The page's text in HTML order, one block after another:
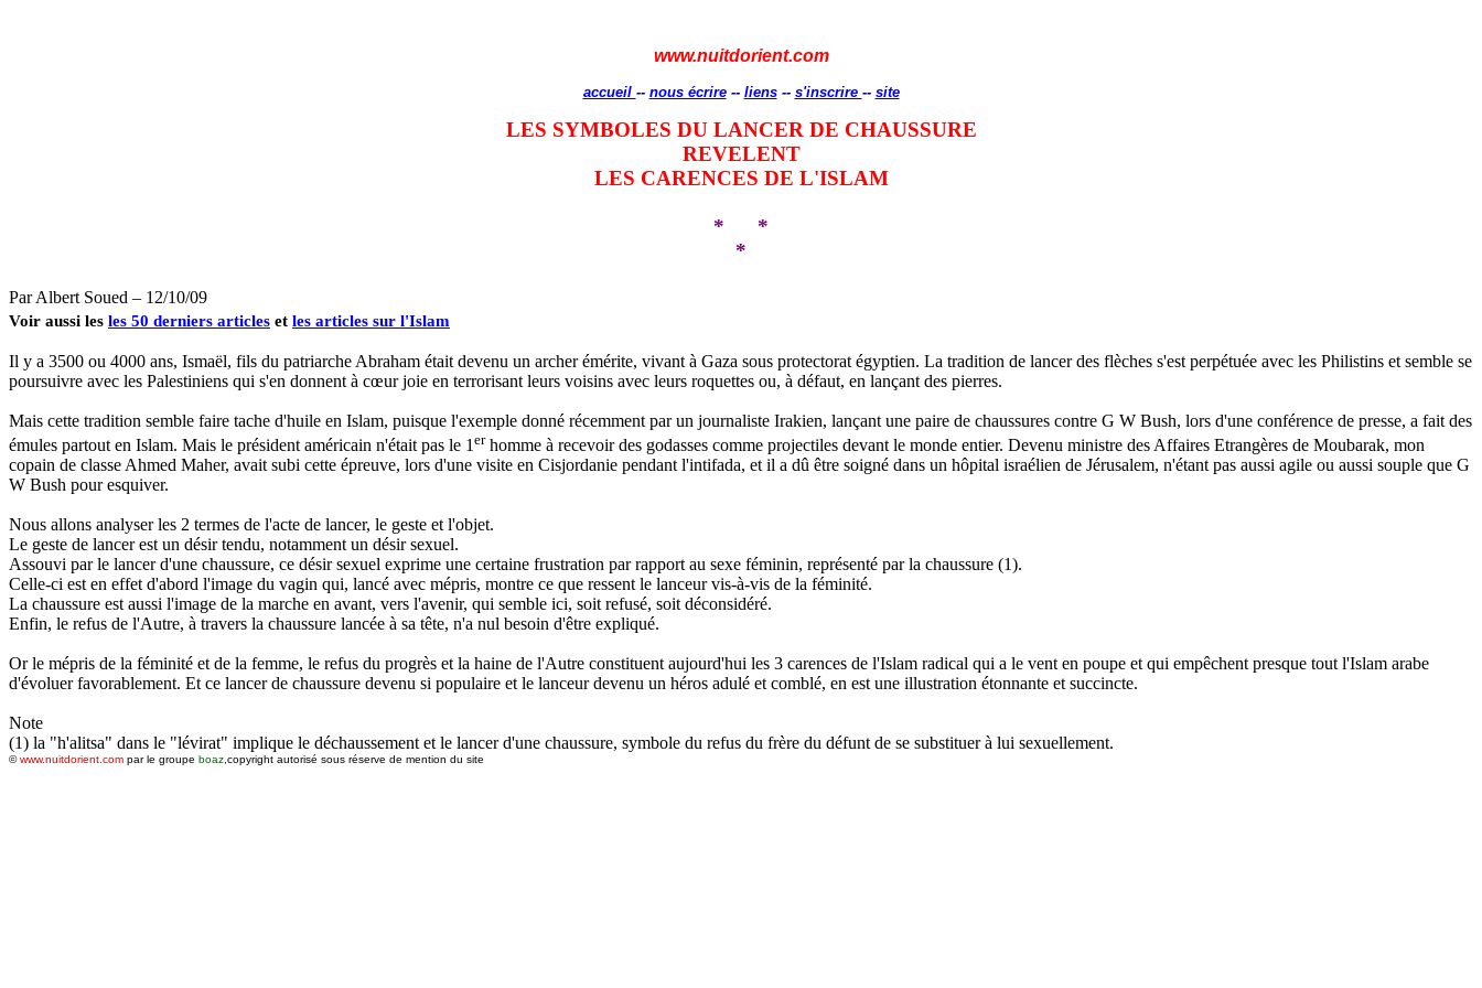
www.nuitdorient.com
accueil -- nous écrire-- liens-- s'inscrire -- site
LES SYMBOLES DU LANCER DE CHAUSSURE
REVELENT
LES CARENCES DE L'ISLAM
*
*
*
Par Albert Soued – 12/10/09
Voir aussi les les 50 derniers articles et les articles sur l'Islam
Il y a 3500 ou 4000 ans, Ismaël, fils du patriarche Abraham était devenu un archer émérite, vivant à Gaza sous protectorat égyptien. La tradition de lancer des flèches s'est perpétuée avec les Philistins et semble se
poursuivre avec les Palestiniens qui s'en donnent à cœur joie en terrorisant leurs voisins avec leurs roquettes ou, à défaut, en lançant des pierres.
Mais cette tradition semble faire tache d'huile en Islam, puisque l'exemple donné récemment par un journaliste Irakien, lançant une paire de chaussures contre G W Bush, lors d'une conférence de presse, a fait des
émules partout en Islam. Mais le président américain n'était pas le 1 erhomme à recevoir des godasses comme projectiles devant le monde entier. Devenu ministre des Affaires Etrangères de Moubarak, mon
copain de classe Ahmed Maher, avait subi cette épreuve, lors d'une visite en Cisjordanie pendant l'intifada, et il a dû être soigné dans un hôpital israélien de Jérusalem, n'étant pas aussi agile ou aussi souple que G
W Bush pour esquiver.
Nous allons analyser les 2 termes de l'acte de lancer, le geste et l'objet.
Le geste de lancer est un désir tendu, notamment un désir sexuel.
Assouvi par le lancer d'une chaussure, ce désir sexuel exprime une certaine frustration par rapport au sexe féminin, représenté par la chaussure (1).
Celle-ci est en effet d'abord l'image du vagin qui, lancé avec mépris, montre ce que ressent le lanceur vis-à-vis de la féminité.
La chaussure est aussi l'image de la marche en avant, vers l'avenir, qui semble ici, soit refusé, soit déconsidéré.
Enfin, le refus de l'Autre, à travers la chaussure lancée à sa tête, n'a nul besoin d'être expliqué.
Or le mépris de la féminité et de la femme, le refus du progrès et la haine de l'Autre constituent aujourd'hui les 3 carences de l'Islam radical qui a le vent en poupe et qui empêchent presque tout l'Islam arabe
d'évoluer favorablement. Et ce lancer de chaussure devenu si populaire et le lanceur devenu un héros adulé et comblé, en est une illustration étonnante et succincte.
Note
(1) la "h'alitsa" dans le "lévirat" implique le déchaussement et le lancer d'une chaussure, symbole du refus du frère du défunt de se substituer à lui sexuellement.
©www.nuitdorient.com par le groupe boaz,copyright autorisé sous réserve de mention du site